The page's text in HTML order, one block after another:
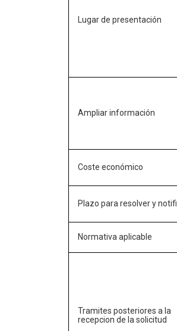
Lugar de presentación
Ampliar información
Coste económico
Plazo para resolver y
Normativa aplicable
Tramites posteriores a la
recepcion de la solicitud